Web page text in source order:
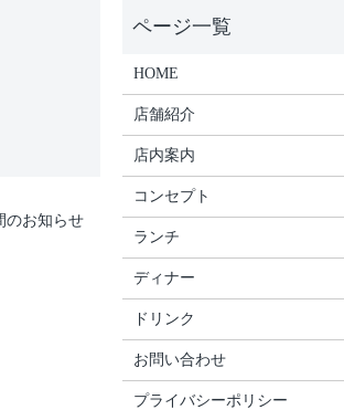
のお知らせ
HOME
店舗紹介
店内案内
コンセプト
ランチ
ディナー
ドリンク
お問い合わせ
プライバシーポリシー